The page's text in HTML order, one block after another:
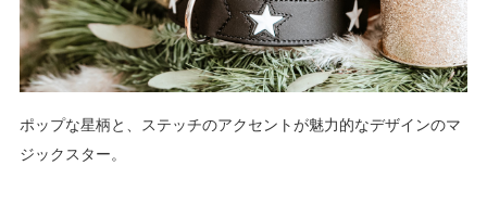
ポップな星柄と、ステッチのアクセントが魅力的なデザインのマ
ジックスター。